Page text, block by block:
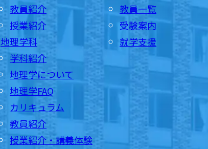
教員紹介
授業紹介
地理学科
学科紹介
地理学について
地理学FAQ
カリキュラム
教員紹介
授業紹介・講義体験
教員一覧
受験案内
就学支援